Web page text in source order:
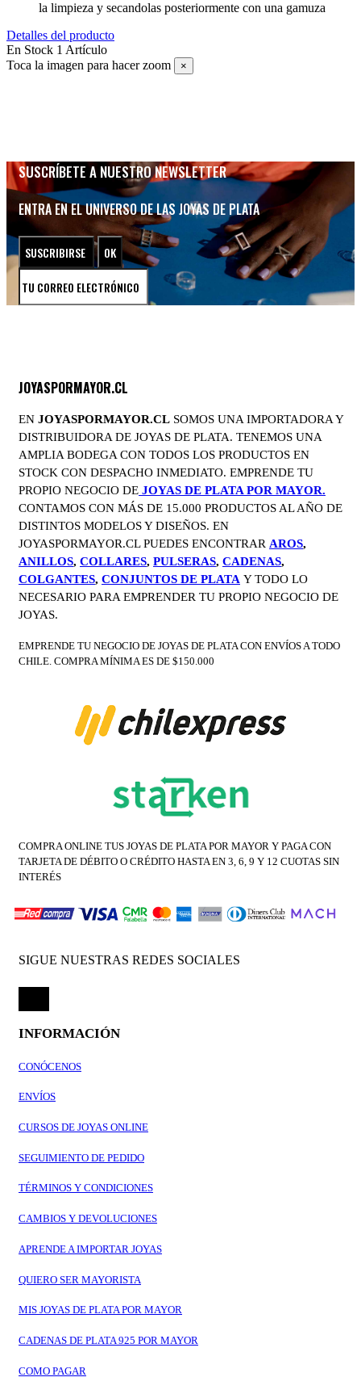
la limpieza y secandolas posteriormente con una gamuza
Detalles del producto
En Stock 1 Artículo
Toca la imagen para hacer zoom
×
SUSCRÍBETE A NUESTRO NEWSLETTER
ENTRA EN EL UNIVERSO DE LAS JOYAS DE PLATA
JOYASPORMAYOR.CL
EN JOYASPORMAYOR.CL SOMOS UNA IMPORTADORA Y
DISTRIBUIDORA DE JOYAS DE PLATA. TENEMOS UNA
AMPLIA BODEGA CON TODOS LOS PRODUCTOS EN
STOCK CON DESPACHO INMEDIATO. EMPRENDE TU
PROPIO NEGOCIO DE JOYAS DE PLATA POR MAYOR.
CONTAMOS CON MÁS DE 15.000 PRODUCTOS AL AÑO DE
DISTINTOS MODELOS Y DISEÑOS. EN
JOYASPORMAYOR.CL PUEDES ENCONTRAR AROS,
ANILLOS, COLLARES, PULSERAS, CADENAS,
COLGANTES, CONJUNTOS DE PLATA Y TODO LO
NECESARIO PARA EMPRENDER TU PROPIO NEGOCIO DE
JOYAS.
EMPRENDE TU NEGOCIO DE JOYAS DE PLATA CON ENVÍOS A TODO
CHILE. COMPRA MÍNIMA ES DE $150.000
COMPRA ONLINE TUS JOYAS DE PLATA POR MAYOR Y PAGA CON
TARJETA DE DÉBITO O CRÉDITO HASTA EN 3, 6, 9 Y 12 CUOTAS SIN
INTERÉS
SIGUE NUESTRAS REDES SOCIALES
INFORMACIÓN
CONÓCENOS
ENVÍOS
CURSOS DE JOYAS ONLINE
SEGUIMIENTO DE PEDIDO
TÉRMINOS Y CONDICIONES
CAMBIOS Y DEVOLUCIONES
APRENDE A IMPORTAR JOYAS
QUIERO SER MAYORISTA
MIS JOYAS DE PLATA POR MAYOR
CADENAS DE PLATA 925 POR MAYOR
COMO PAGAR